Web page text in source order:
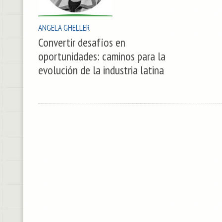
ANGELA GHELLER
Convertir desafíos en
oportunidades: caminos para la
evolución de la industria latina